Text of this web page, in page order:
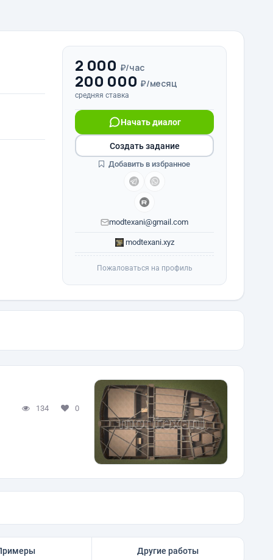
2 000 ₽/час
200 000 ₽/месяц
средняя ставка
Начать диалог
modtexani@gmail.com
modtexani.xyz
Создать задание
Добавить в избранное
Пожаловаться на профиль
134 0
Другие работы